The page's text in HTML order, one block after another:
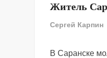
Житель
Сергей Карпин
В Саранске